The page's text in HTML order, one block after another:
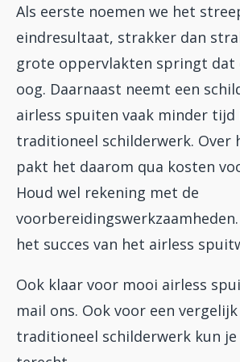
Als eerste noemen we het
eindresultaat, strakker dan
grote oppervlakten springt dat
oog. Daarnaast neemt een
airless spuiten vaak minder tijd
traditioneel schilderwerk. Over
pakt het daarom qua kosten
Houd wel rekening met de
het succes van het airless
Ook klaar voor mooi airless
mail ons. Ook voor een
traditioneel schilderwerk kun